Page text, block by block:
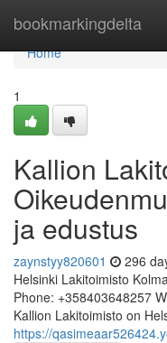
bookmarkingdelta
Home
Home
1
Kallion
ja edustus
zaynstyy820601 296
Helsinki Lakitoimisto
Phone: +358403648257
Kallion Lakitoimisto on
https://